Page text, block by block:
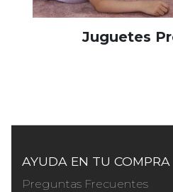
Juguetes
AYUDA EN TU COMPRA
Preguntas Frecuentes